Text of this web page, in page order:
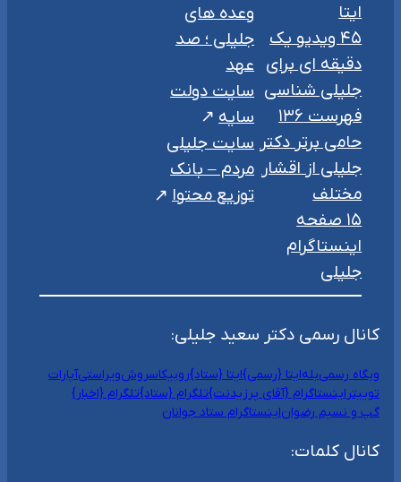
ایتا
۴۵ ویدیو یک
دقیقه ای برای
جلیلی شناسی
فهرست ۱۳۶
حامی برتر دکتر
جلیلی از اقشار
مختلف
۱۵ صفحه
اینستاگرام
جلیلی
وعده های
جلیلی ؛ صد
عهد
سایت دولت
سایه
سایت جلیلی
مردم – بانک
توزیع محتوا
کانال رسمی دکتر سعید جلیلی:
وبگاه رسمیبلهایتا {رسمی}ایتا {ستاد}روبیکاسروشویراستیآپارات
توییتراینستاگرام {آقای پرزیدنت}تلگرام {ستاد}تلگرام {اخبار}
گپ و نسیم رضواناینستاگرام ستاد جوانان
کانال کلمات: